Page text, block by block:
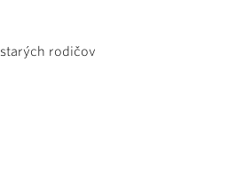
rodičov